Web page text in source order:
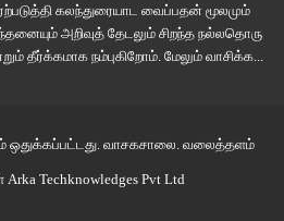
of Murderer) - திரைப்பார்வை
of murderer Movie Review
கலந்துரையாட வைப்பதன் மூலமும்
அறிவுத் தேடலும் சிறந்த நல்லதொரு
தீர்க்கமாக நம்புகிறோம். மேலும் வாசிக்க...
வாசகசாலை . வலைத்தளம்
Arka Techknowledges Pvt Ltd